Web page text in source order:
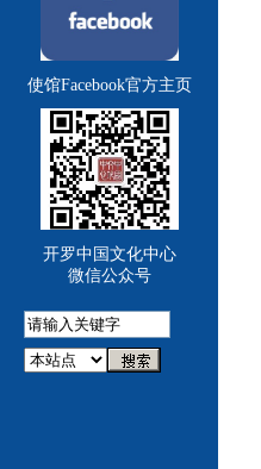
使馆Facebook官方主页
开罗中国文化中心
微信公众号